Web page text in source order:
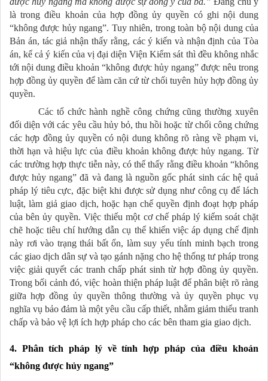
là trong điều khoản của hợp đồng ủy quyền có ghi nội dung
“không được hủy ngang”. Tuy nhiên, trong toàn bộ nội dung của
Bản án, tác giả nhận thấy rằng, các ý kiến và nhận định của Tòa
án, kể cả ý kiến của vị đại diện Viện Kiểm sát thì đều không nhắc
tới nội dung điều khoản “không được hủy ngang” được nêu trong
hợp đồng ủy quyền để làm căn cứ từ chối tuyên hủy hợp đồng ủy
quyền.
Các tổ chức hành nghề công chứng cũng thường xuyên
đối diện với các yêu cầu hủy bỏ, thu hồi hoặc từ chối công chứng
các hợp đồng ủy quyền có nội dung không rõ ràng về phạm vi,
thời hạn và hiệu lực của điều khoản không được hủy ngang. Từ
các trường hợp thực tiễn này, có thể thấy rằng điều khoản “không
được hủy ngang” đã và đang là nguồn gốc phát sinh các hệ quả
pháp lý tiêu cực, đặc biệt khi được sử dụng như công cụ để lách
luật, làm giả giao dịch, hoặc hạn chế quyền định đoạt hợp pháp
của bên ủy quyền. Việc thiếu một cơ chế pháp lý kiểm soát chặt
chẽ hoặc tiêu chí hướng dẫn cụ thể khiến việc áp dụng chế định
này rơi vào trạng thái bất ổn, làm suy yếu tính minh bạch trong
các giao dịch dân sự và tạo gánh nặng cho hệ thống tư pháp trong
việc giải quyết các tranh chấp phát sinh từ hợp đồng ủy quyền.
Trong bối cảnh đó, việc hoàn thiện pháp luật để phân biệt rõ ràng
giữa hợp đồng ủy quyền thông thường và ủy quyền phục vụ
nghĩa vụ bảo đảm là một yêu cầu cấp thiết, nhằm giảm thiểu tranh
chấp và bảo vệ lợi ích hợp pháp cho các bên tham gia giao dịch.
4. Phân tích pháp lý về tính hợp pháp của điều khoản
“không được hủy ngang”